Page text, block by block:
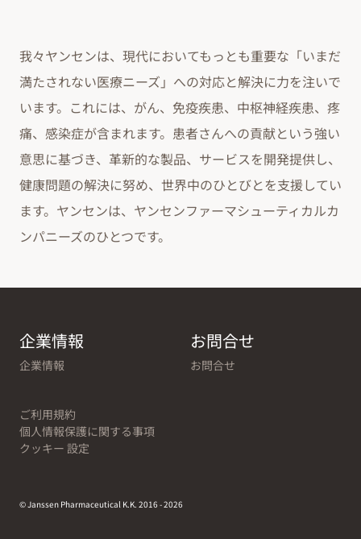
我々ヤンセンは、現代においてもっとも重要な「いまだ
満たされない医療ニーズ」への対応と解決に力を注いで
います。これには、がん、免疫疾患、中枢神経疾患、疼
痛、感染症が含まれます。患者さんへの貢献という強い
意思に基づき、革新的な製品、サービスを開発提供し、
健康問題の解決に努め、世界中のひとびとを支援してい
ます。ヤンセンは、ヤンセンファーマシューティカルカ
ンパニーズのひとつです。
企業情報
企業情報
お問合せ
お問合せ
ご利用規約
個人情報保護に関する事項
クッキー 設定
© Janssen Pharmaceutical K.K. 2016 - 2026